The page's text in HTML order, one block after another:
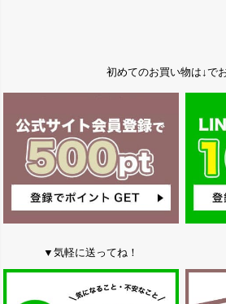
初めてのお買い物は↓で
▼気軽に送ってね！